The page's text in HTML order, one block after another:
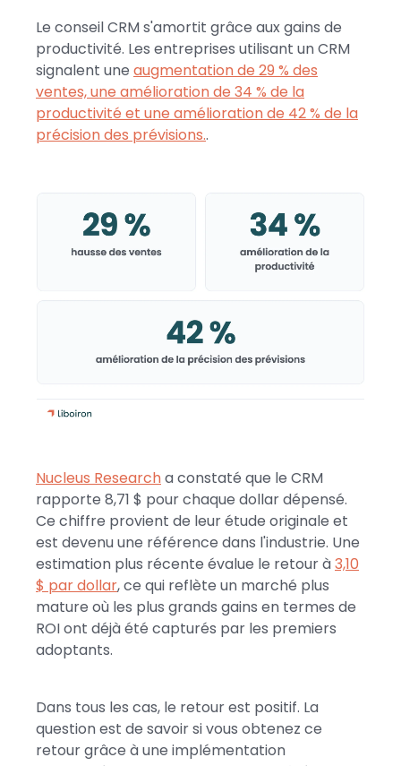
Le conseil CRM s'amortit grâce aux gains de
productivité. Les entreprises utilisant un CRM
signalent une augmentation de 29 % des
ventes, une amélioration de 34 % de la
productivité et une amélioration de 42 % de la
précision des prévisions..
Nucleus Researcha constaté que le CRM
rapporte 8,71 $ pour chaque dollar dépensé.
Ce chiffre provient de leur étude originale et
est devenu une référence dans l'industrie. Une
estimation plus récente évalue le retour à3,10
$ par dollar, ce qui reflète un marché plus
mature où les plus grands gains en termes de
ROI ont déjà été capturés par les premiers
adoptants.
Dans tous les cas, le retour est positif. La
question est de savoir si vous obtenez ce
retour grâce à une implémentation